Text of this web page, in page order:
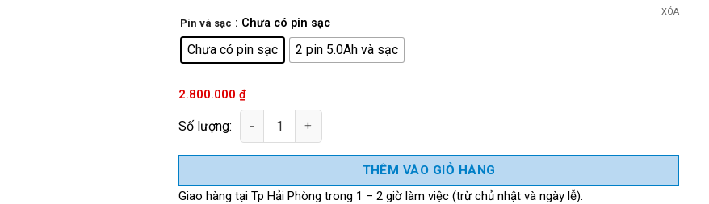
Pin và sạc : Chưa có pin sạc
Chưa có pin sạc 2 pin 5.0Ah và sạc
XÓA
2.800.000 ₫
Máy khoan vặn vít dùng pin Dewalt DCD996N-B1 (thân máy) số lượng
THÊM VÀO GIỎ HÀNG
Giao hàng tại Tp Hải Phòng trong 1 – 2 giờ làm việc (trừ chủ nhật và ngày lễ).